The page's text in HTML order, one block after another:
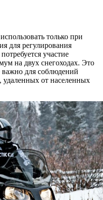
только при
для регулирования
участие
на двух снегоходах. Это
для соблюдений
удаленных от населенных